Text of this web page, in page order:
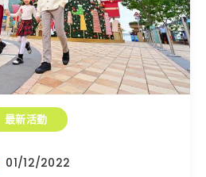
最新活動
01/12/2022